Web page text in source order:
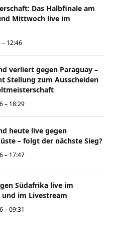
Das Halbfinale am
Mittwoch live im
– 12:46
verliert gegen Paraguay –
Stellung zum Ausscheiden
– 18:29
heute live gegen
– folgt der nächste Sieg?
– 17:47
Südafrika live im
und im Livestream
– 09:31